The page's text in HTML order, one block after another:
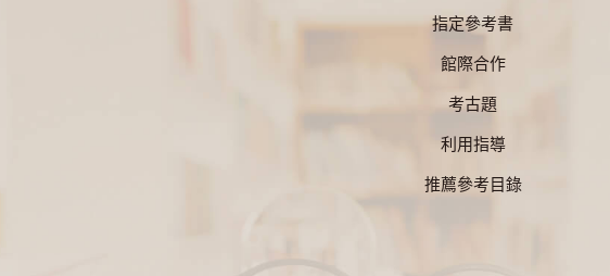
指定參考書
館際合作
考古題
利用指導
推薦參考目錄